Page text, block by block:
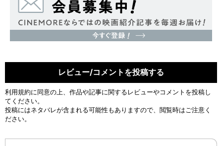
レビュー/コメントを投稿する
利用規約に同意の上、作品や記事に関するレビューやコメントを投稿し
てください。
投稿にはネタバレが含まれる可能性もありますので、閲覧時はご注意く
ださい。